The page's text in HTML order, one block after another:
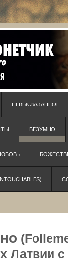
НЕВЫСКАЗАННОЕ
БЕЗУМНО
Латвии с